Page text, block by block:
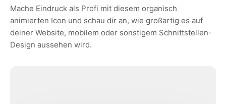
Mache Eindruck als Profi mit diesem organisch
animierten Icon und schau dir an, wie großartig es auf
deiner Website, mobilem oder sonstigem Schnittstellen-
Design aussehen wird.